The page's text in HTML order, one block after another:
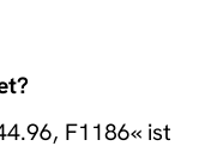
F1186« ist